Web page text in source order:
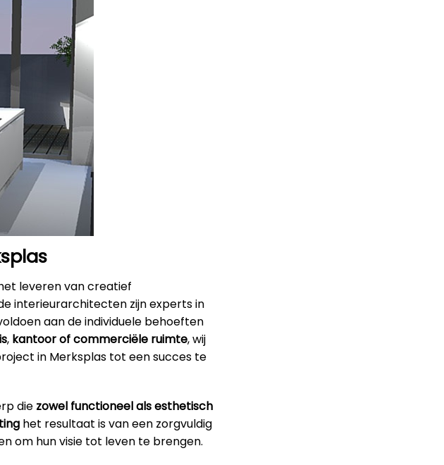
het leveren van creatief
interieurarchitecten zijn experts in
aan de individuele behoeften
, kantoorof commerciële ruimte, wij
in Merksplas tot een succes te
die zowel functioneel als esthetisch
het resultaat is van een zorgvuldig
om hun visie tot leven te brengen.